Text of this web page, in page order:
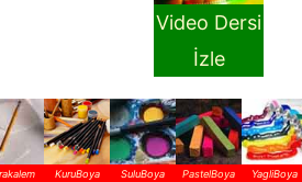
Video Dersi
İzle
KuruBoya SuluBoya PastelBoya YagliBoya